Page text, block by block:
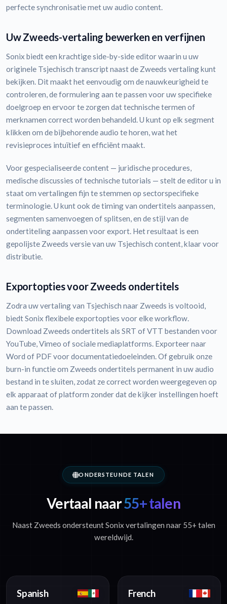
perfecte synchronisatie met uw audio content.
Uw Zweeds-vertaling bewerken en verfijnen
Sonix biedt een krachtige side-by-side editor waarin u uw
originele Tsjechisch transcript naast de Zweeds vertaling kunt
bekijken. Dit maakt het eenvoudig om de nauwkeurigheid te
controleren, de formulering aan te passen voor uw specifieke
doelgroep en ervoor te zorgen dat technische termen of
merknamen correct worden behandeld. U kunt op elk segment
klikken om de bijbehorende audio te horen, wat het
revisieproces intuïtief en efficiënt maakt.
Voor gespecialiseerde content — juridische procedures,
medische discussies of technische tutorials — stelt de editor u in
staat om vertalingen fijn te stemmen op sectorspecifieke
terminologie. U kunt ook de timing van ondertitels aanpassen,
segmenten samenvoegen of splitsen, en de stijl van de
ondertiteling aanpassen voor export. Het resultaat is een
gepolijste Zweeds versie van uw Tsjechisch content, klaar voor
distributie.
Exportopties voor Zweeds ondertitels
Zodra uw vertaling van Tsjechisch naar Zweeds is voltooid,
biedt Sonix flexibele exportopties voor elke workflow.
Download Zweeds ondertitels als SRT of VTT bestanden voor
YouTube, Vimeo of sociale mediaplatforms. Exporteer naar
Word of PDF voor documentatiedoeleinden. Of gebruik onze
burn-in functie om Zweeds ondertitels permanent in uw audio
bestand in te sluiten, zodat ze correct worden weergegeven op
elk apparaat of platform zonder dat de kijker instellingen hoeft
aan te passen.
ONDERSTEUNDE TALEN
Vertaal naar55+ talen
Naast Zweeds ondersteunt Sonix vertalingen naar 55+ talen
wereldwijd.
Spanish French